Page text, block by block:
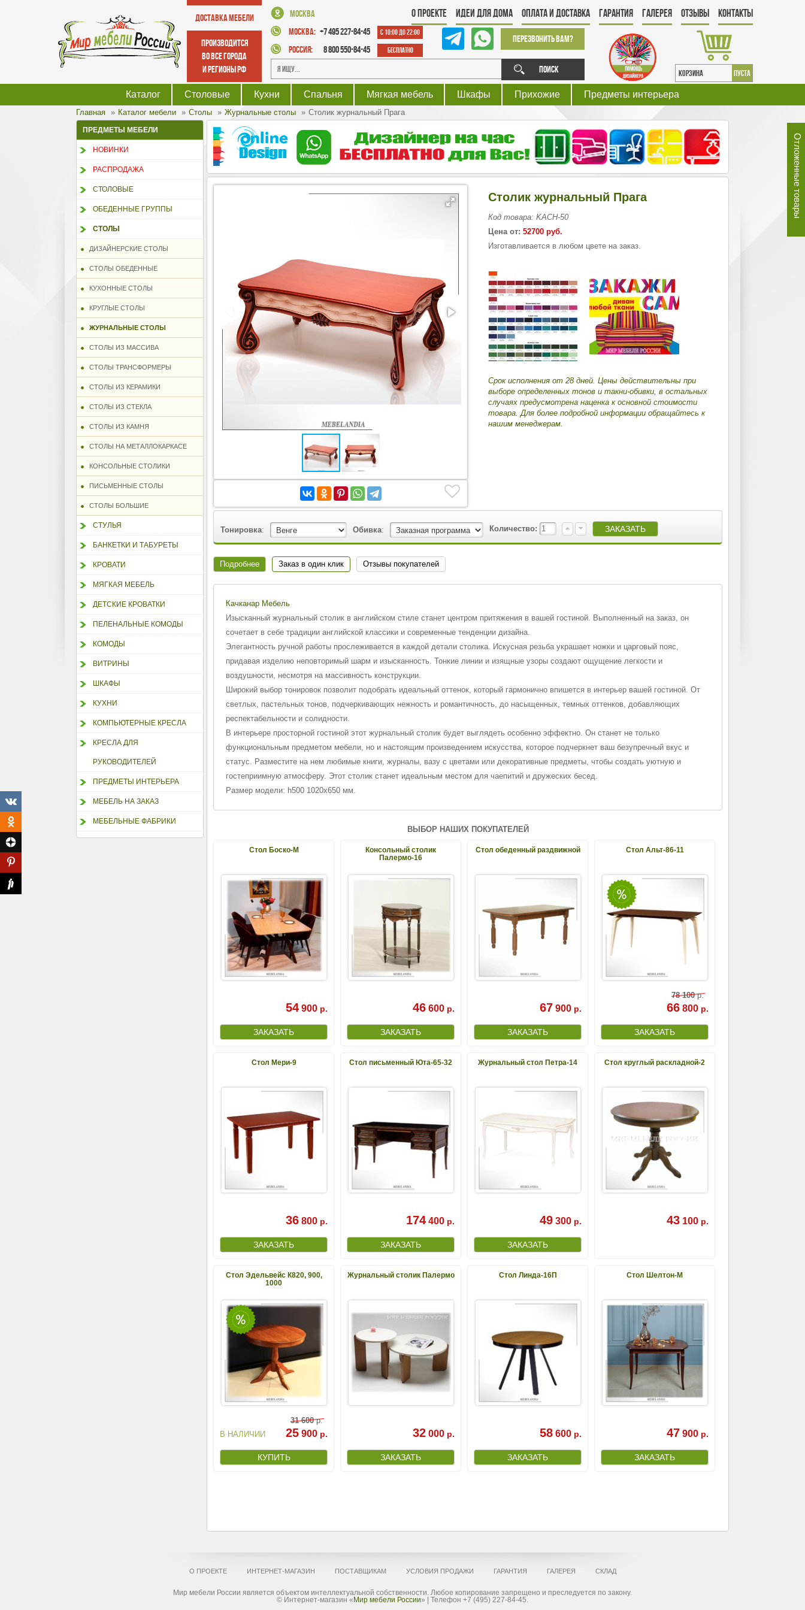
Доставка мебели
производится
во все города
и регионы РФ
Москва
Москва: +7 495 227-84-45 с 10:00 до 22:00
Россия: 8 800 550-84-45 Бесплатно
Перезвонить Вам?
Поиск КОРЗИНА пуста
О проекте Идеи для дома Оплата и Доставка Гарантия Галерея Отзывы Контакты
Каталог Столовые Кухни Спальня Мягкая мебель Шкафы Прихожие Предметы интерьера
Главная Каталог мебели Столы Журнальные столы Столик журнальный Прага
ПРЕДМЕТЫ МЕБЕЛИ
НОВИНКИ
РАСПРОДАЖА
СТОЛОВЫЕ
ОБЕДЕННЫЕ ГРУППЫ
СТОЛЫ
ДИЗАЙНЕРСКИЕ СТОЛЫ
СТОЛЫ ОБЕДЕННЫЕ
КУХОННЫЕ СТОЛЫ
КРУГЛЫЕ СТОЛЫ
ЖУРНАЛЬНЫЕ СТОЛЫ
СТОЛЫ ИЗ МАССИВА
СТОЛЫ ТРАНСФОРМЕРЫ
СТОЛЫ ИЗ КЕРАМИКИ
СТОЛЫ ИЗ СТЕКЛА
СТОЛЫ ИЗ КАМНЯ
СТОЛЫ НА МЕТАЛЛОКАРКАСЕ
КОНСОЛЬНЫЕ СТОЛИКИ
ПИСЬМЕННЫЕ СТОЛЫ
СТОЛЫ БОЛЬШИЕ
СТУЛЬЯ
БАНКЕТКИ И ТАБУРЕТЫ
КРОВАТИ
МЯГКАЯ МЕБЕЛЬ
ДЕТСКИЕ КРОВАТКИ
ПЕЛЕНАЛЬНЫЕ КОМОДЫ
КОМОДЫ
ВИТРИНЫ
ШКАФЫ
КУХНИ
КОМПЬЮТЕРНЫЕ КРЕСЛА
КРЕСЛА ДЛЯ
РУКОВОДИТЕЛЕЙ
ПРЕДМЕТЫ ИНТЕРЬЕРА
МЕБЕЛЬ НА ЗАКАЗ
МЕБЕЛЬНЫЕ ФАБРИКИ
Столик журнальный Прага
Код товара: KACH-50
Цена от: 52700 руб.
Изготавливается в любом цвете на заказ.
Срок исполнения от 28 дней. Цены действительны при
выборе определенных тонов и такни-обивки, в остальных
случаях предусмотрена наценка к основной стоимости
товара. Для более подробной информации обращайтесь к
нашим менеджерам.
Тонировка: Обивка: Количество:
Подробнее Заказ в один клик Отзывы покупателей
Качканар Мебель
Изысканный журнальный столик в английском стиле станет центром притяжения в вашей гостиной. Выполненный на заказ, он
сочетает в себе традиции английской классики и современные тенденции дизайна.
Элегантность ручной работы прослеживается в каждой детали столика. Искусная резьба украшает ножки и царговый пояс,
придавая изделию неповторимый шарм и изысканность. Тонкие линии и изящные узоры создают ощущение легкости и
воздушности, несмотря на массивность конструкции.
Широкий выбор тонировок позволит подобрать идеальный оттенок, который гармонично впишется в интерьер вашей гостиной. От
светлых, пастельных тонов, подчеркивающих нежность и романтичность, до насыщенных, темных оттенков, добавляющих
респектабельности и солидности.
В интерьере просторной гостиной этот журнальный столик будет выглядеть особенно эффектно. Он станет не только
функциональным предметом мебели, но и настоящим произведением искусства, которое подчеркнет ваш безупречный вкус и
статус. Разместите на нем любимые книги, журналы, вазу с цветами или декоративные предметы, чтобы создать уютную и
гостеприимную атмосферу. Этот столик станет идеальным местом для чаепитий и дружеских бесед.
Размер модели: h500 1020х650 мм.
ВЫБОР НАШИХ ПОКУПАТЕЛЕЙ
Стол Боско-М
54 900 р.
Консольный столик
Палермо-16
46 600 р.
Стол обеденный раздвижной
67 900 р.
Стол Альт-86-11
78 100р.
66 800 р.
Стол Мери-9
36 800 р.
Стол письменный Юта-65-32
174 400 р.
Журнальный стол Петра-14
49 300 р.
Стол круглый раскладной-2
43 100 р.
Стол Эдельвейс К820, 900,
1000
В НАЛИЧИИ
31 600р.
25 900 р.
Журнальный столик Палермо
32 000 р.
Стол Линда-16П
58 600 р.
Стол Шелтон-М
47 900 р.
О ПРОЕКТЕ ИНТЕРНЕТ-МАГАЗИН ПОСТАВЩИКАМ УСЛОВИЯ ПРОДАЖИ ГАРАНТИЯ ГАЛЕРЕЯ СКЛАД
Мир мебели России является объектом интеллектуальной собственности. Любое копирование запрещено и преследуется по закону.
© Интернет-магазин « Мир мебели России» | Телефон +7 (495) 227-84-45.
Отложенные товары